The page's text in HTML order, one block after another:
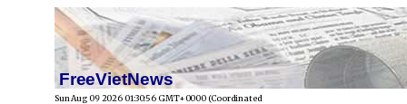
FreeVietNews
Sun Aug 09 2026 01:30:56 GMT+0000 (Coordinated